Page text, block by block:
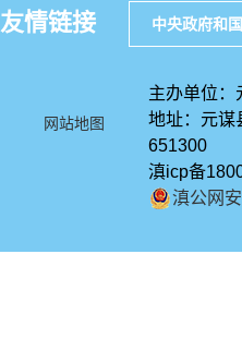
友情链接 中央政府和
网站地图
主办单位
地址：元
651300
滇icp备
滇公网